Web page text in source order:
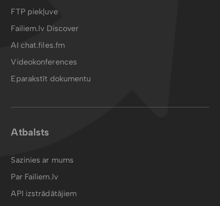
FTP piekļuve
Failiem.lv Discover
AI chat.files.fm
Videokonferences
Eparakstīt dokumentu
Atbalsts
Sazinies ar mums
Par Failiem.lv
API izstrādātājiem